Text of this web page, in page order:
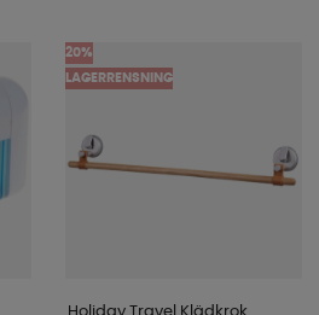
20%
LAGERRENSNING
Holiday Travel Klädkrok